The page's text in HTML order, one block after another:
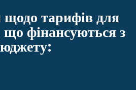
щодо тарифів для
фінансуються з